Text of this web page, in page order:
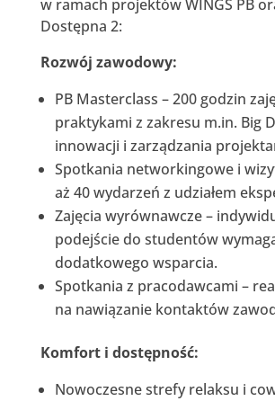
w ramach projektów WINGS PB
Dostępna 2:
Rozwój zawodowy:
PB Masterclass – 200 godzin
praktykami z zakresu m.in. Big
innowacji i zarządzania
Spotkania networkingowe i
aż 40 wydarzeń z udziałem
Zajęcia wyrównawcze –
podejście do studentów
dodatkowego wsparcia.
Spotkania z pracodawcami –
na nawiązanie kontaktów
Komfort i dostępność:
Nowoczesne strefy relaksu i